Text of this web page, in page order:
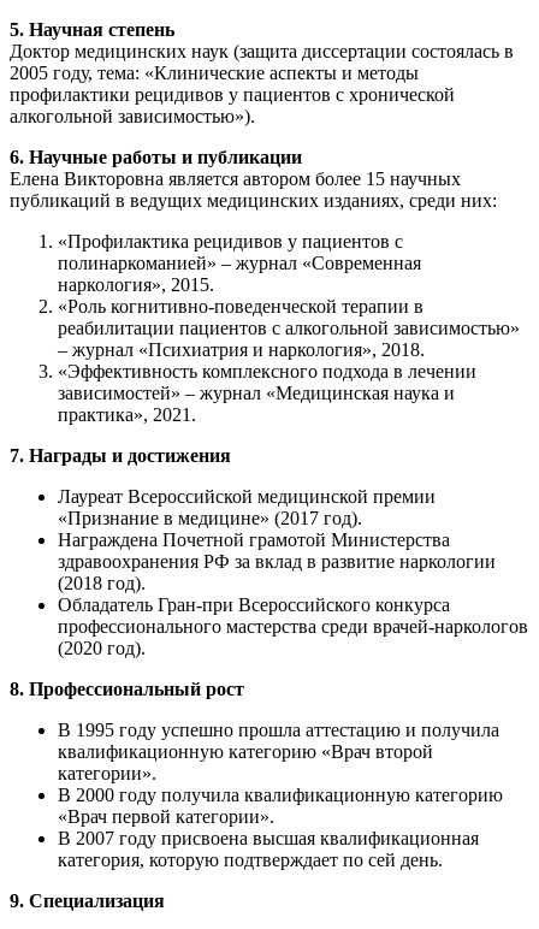
5. Научная степень
Доктор медицинских наук (защита диссертации состоялась в
2005 году, тема: «Клинические аспекты и методы
профилактики рецидивов у пациентов с хронической
алкогольной зависимостью»).
6. Научные работы и публикации
Елена Викторовна является автором более 15 научных
публикаций в ведущих медицинских изданиях, среди них:
«Профилактика рецидивов у пациентов с
полинаркоманией» – журнал «Современная
наркология», 2015.
«Роль когнитивно-поведенческой терапии в
реабилитации пациентов с алкогольной зависимостью»
– журнал «Психиатрия и наркология», 2018.
«Эффективность комплексного подхода в лечении
зависимостей» – журнал «Медицинская наука и
практика», 2021.
7. Награды и достижения
Лауреат Всероссийской медицинской премии
«Признание в медицине» (2017 год).
Награждена Почетной грамотой Министерства
здравоохранения РФ за вклад в развитие наркологии
(2018 год).
Обладатель Гран-при Всероссийского конкурса
профессионального мастерства среди врачей-наркологов
(2020 год).
8. Профессиональный рост
В 1995 году успешно прошла аттестацию и получила
квалификационную категорию «Врач второй
категории».
В 2000 году получила квалификационную категорию
«Врач первой категории».
В 2007 году присвоена высшая квалификационная
категория, которую подтверждает по сей день.
9. Специализация